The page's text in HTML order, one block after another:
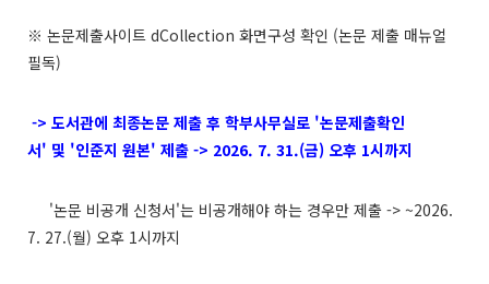
※ 논문제출사이트 dCollection 화면구성 확인 (논문 제출 매뉴얼
필독)
-> 도서관에 최종논문 제출 후 학부사무실로 '논문제출확인
서' 및 '인준지 원본' 제출 -> 2026. 7. 31.(금) 오후 1시까지
'논문 비공개 신청서'는 비공개해야 하는 경우만 제출 -> ~2026.
7. 27.(월) 오후 1시까지